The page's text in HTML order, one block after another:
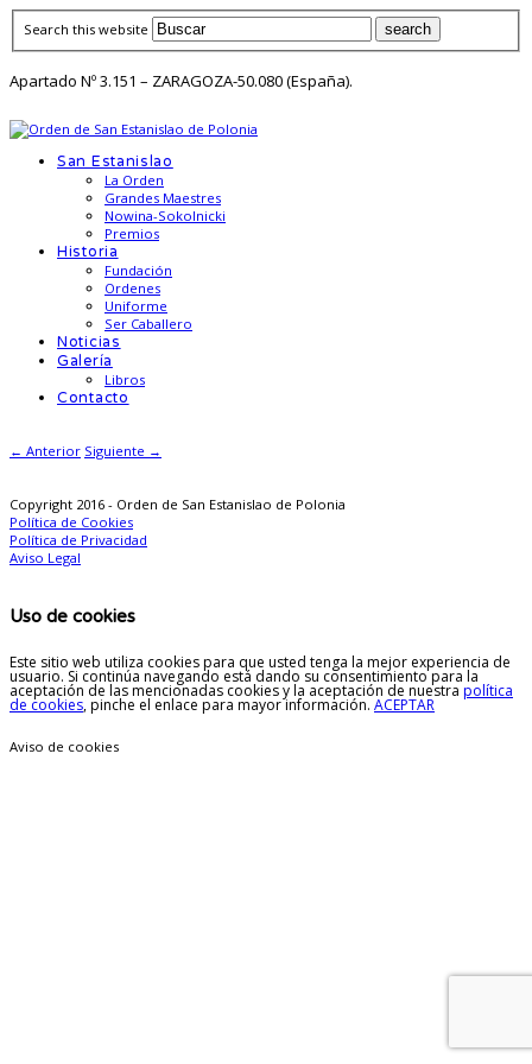
Search this website
Apartado Nº 3.151 – ZARAGOZA-50.080 (España).
San Estanislao
La Orden
Grandes Maestres
Nowina-Sokolnicki
Premios
Historia
Fundación
Ordenes
Uniforme
Ser Caballero
Noticias
Galería
Libros
Contacto
← Anterior Siguiente →
Copyright 2016 - Orden de San Estanislao de Polonia
Política de Cookies
Política de Privacidad
Aviso Legal
Uso de cookies
Este sitio web utiliza cookies para que usted tenga la mejor experiencia de
usuario. Si continúa navegando está dando su consentimiento para la
aceptación de las mencionadas cookies y la aceptación de nuestra política
de cookies, pinche el enlace para mayor información. ACEPTAR
Aviso de cookies